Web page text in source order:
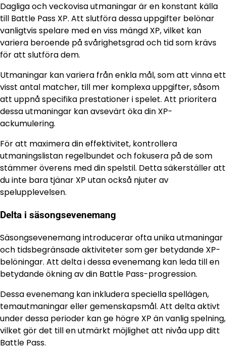
Dagliga och veckovisa utmaningar är en konstant källa
till Battle Pass XP. Att slutföra dessa uppgifter belönar
vanligtvis spelare med en viss mängd XP, vilket kan
variera beroende på svårighetsgrad och tid som krävs
för att slutföra dem.
Utmaningar kan variera från enkla mål, som att vinna ett
visst antal matcher, till mer komplexa uppgifter, såsom
att uppnå specifika prestationer i spelet. Att prioritera
dessa utmaningar kan avsevärt öka din XP-
ackumulering.
För att maximera din effektivitet, kontrollera
utmaningslistan regelbundet och fokusera på de som
stämmer överens med din spelstil. Detta säkerställer att
du inte bara tjänar XP utan också njuter av
spelupplevelsen.
Delta i säsongsevenemang
Säsongsevenemang introducerar ofta unika utmaningar
och tidsbegränsade aktiviteter som ger betydande XP-
belöningar. Att delta i dessa evenemang kan leda till en
betydande ökning av din Battle Pass-progression.
Dessa evenemang kan inkludera speciella spellägen,
temautmaningar eller gemenskapsmål. Att delta aktivt
under dessa perioder kan ge högre XP än vanlig spelning,
vilket gör det till en utmärkt möjlighet att nivåa upp ditt
Battle Pass.